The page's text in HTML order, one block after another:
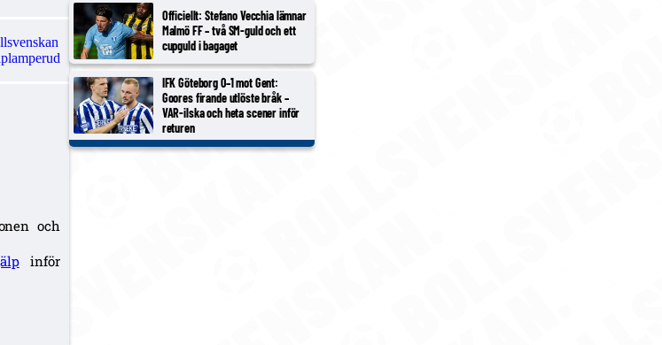
och
inför
Officiellt: Stefano Vecchia lämnar
Malmö FF – två SM-guld och ett
cupguld i bagaget
IFK Göteborg 0–1 mot Gent:
Goores firande utlöste bråk –
VAR-ilska och heta scener inför
returen